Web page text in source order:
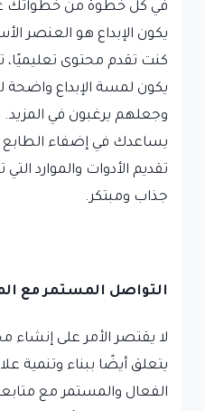
في كل خطوة من خطواتك
يكون الإبداع هو العنصر
كنت تقدم محتوى تعليميًا،
يكون لمسة الإبداع واضحة
يساعدك في إضفاء الطابع
تقديم الأدوات والموارد
جذاب ومبتكر.
التواصل المستمر مع
لا يقتصر الأمر على
يتعلق أيضًا ببناء وتنمية
الفعال والمستمر مع